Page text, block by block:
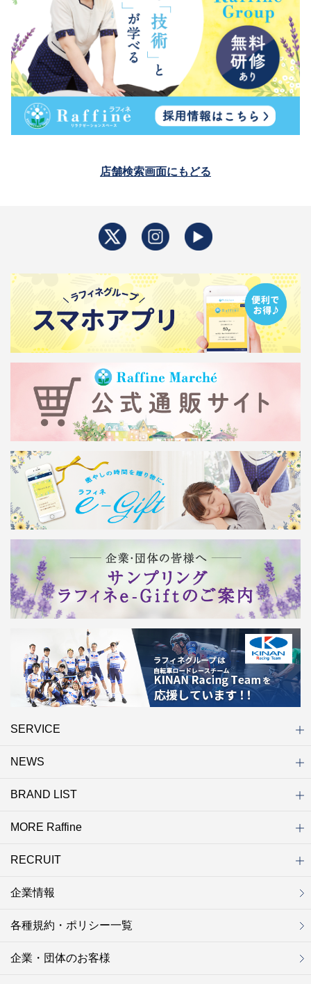
店舗検索画面にもどる
SERVICE
初めての方へ
店舗検索
キャンペーン
ラフィネ マルシェ（通販サイト）
WEB予約
よくある質問（Q&A）
サイトマップ
NEWS
ニュース一覧
お知らせ
オープン
クローズ
リニューアル
その他
BRAND LIST
ブランド一覧
ラフィネ
グランラフィネ
バダンバルー
ラフィネプリュス
プチラフィネ
整体ナチュラルボディ
トータルセラピー
フットデザイン
REFLE（リフレ）
Raffine TOKYO
ラフィネ ランニングスタイル
MORE Raffine
MORE Raffine
ラフィネのこだわり
ラフィネのひみつ
お得で便利なサービス
ラフィネギフト
ラフィネグループアスリート
RECRUIT
セラピスト採用
新卒採用
研修サイト
NOWON!!
企業情報
各種規約・ポリシー一覧
企業・団体のお客様